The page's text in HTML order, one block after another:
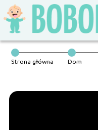
Strona główna Dom